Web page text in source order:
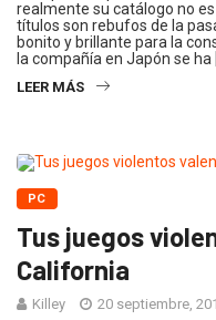
realmente su catálogo no
títulos son rebufos de la
bonito y brillante para la
la compañía en Japón se ha
LEER MÁS
PC
Tus juegos
California
Killey 20 septiembre,